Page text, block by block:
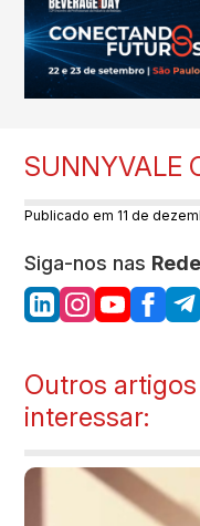
SUNNYVALE
Publicado em 11 de
Siga-nos nas
Outros
interessar: